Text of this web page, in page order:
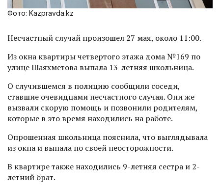
Фото: Kazpravda.kz
Несчастный случай произошел 27 мая, около 11:00.
Из окна квартиры четвертого этажа дома №169 по
улице Шаяхметова выпала 13-летняя школьница.
О случившемся в полицию сообщили соседи,
ставшие очевидцами несчастного случая. Они же
вызвали скорую помощь и позвонили родителям,
которые в это время находились на работе.
Опрошенная школьница пояснила, что выглядывала
из окна и выпала по своей неосторожности.
В квартире также находились 9-летняя сестра и 2-
летний брат.